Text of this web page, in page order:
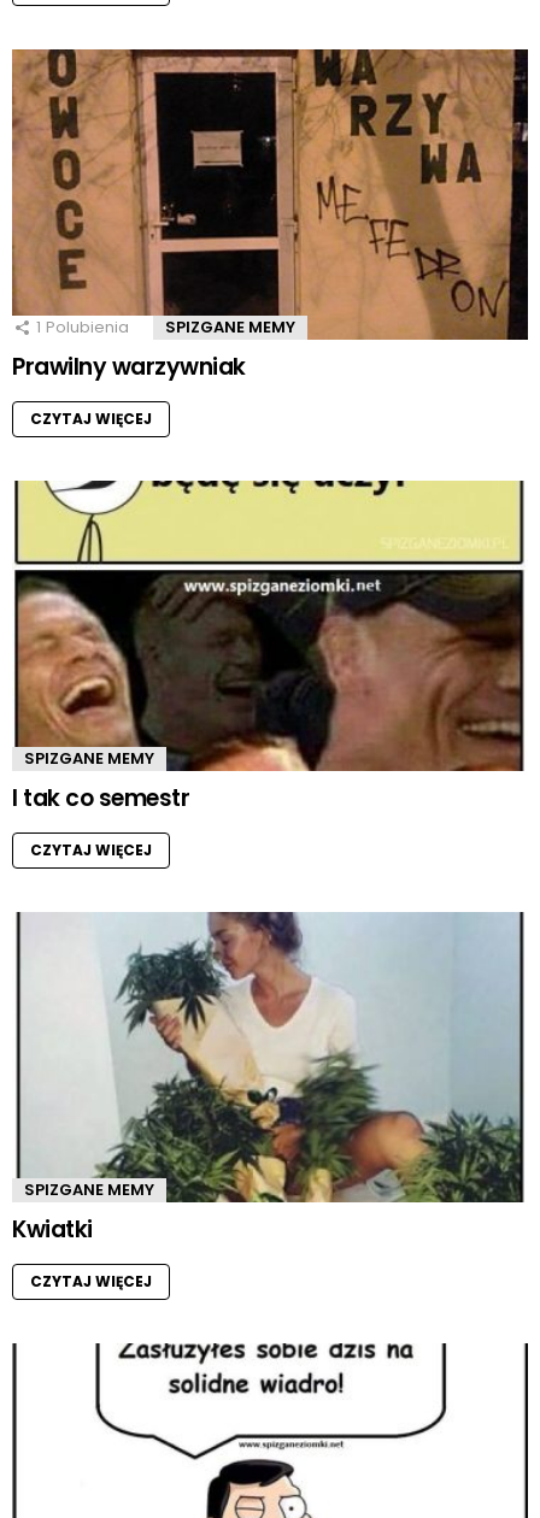
1 Polubienia SPIZGANE MEMY
Prawilny warzywniak
CZYTAJ WIĘCEJ
SPIZGANE MEMY
I tak co semestr
CZYTAJ WIĘCEJ
SPIZGANE MEMY
Kwiatki
CZYTAJ WIĘCEJ